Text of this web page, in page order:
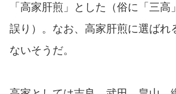
「高家肝煎」とした（俗に「三高
誤り）。なお、高家肝煎に選ばれ
ないそうだ。